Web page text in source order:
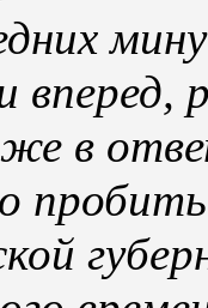
вперед,
в